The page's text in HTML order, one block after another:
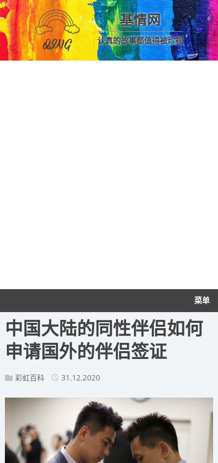
基情网
认真的故事都值得被珍视
菜单
中国大陆的同性伴侣如何
申请国外的伴侣签证
彩虹百科 31.12.2020